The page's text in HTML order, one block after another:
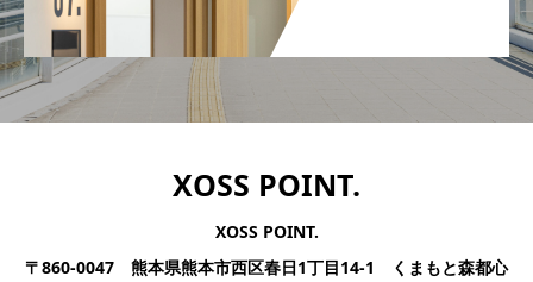
XOSS POINT.
XOSS POINT.
〒860-0047 熊本県熊本市西区春日1丁目14-1 くまもと森都心